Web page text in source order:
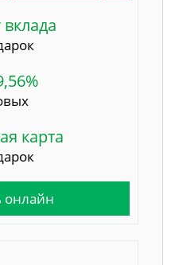
вклада
карта